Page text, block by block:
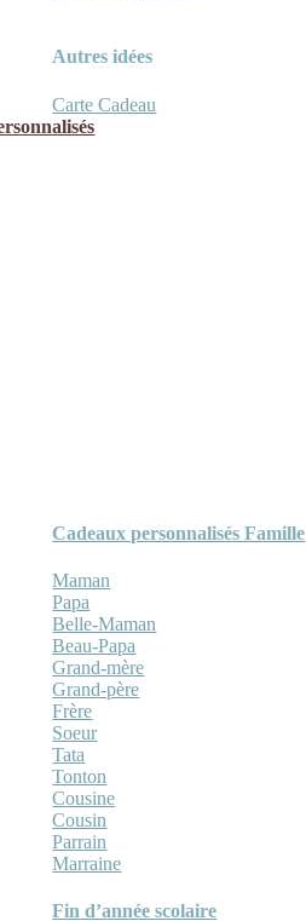
Autres idées
Carte Cadeau
Cadeaux personnalisés Famille
Maman
Papa
Belle-Maman
Beau-Papa
Grand-mère
Grand-père
Frère
Soeur
Tata
Tonton
Cousine
Cousin
Parrain
Marraine
Fin d’année scolaire